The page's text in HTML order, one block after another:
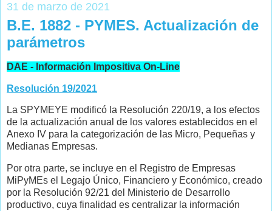
31 de marzo de 2021
B.E. 1882 - PYMES. Actualización de
parámetros
DAE - Información Impositiva On-Line
Resolución 19/2021
La SPYMEYE modificó la Resolución 220/19, a los efectos
de la actualización anual de los valores establecidos en el
Anexo IV para la categorización de las Micro, Pequeñas y
Medianas Empresas.
Por otra parte, se incluye en el Registro de Empresas
MiPyMEs el Legajo Único, Financiero y Económico, creado
por la Resolución 92/21 del Ministerio de Desarrollo
productivo, cuya finalidad es centralizar la información